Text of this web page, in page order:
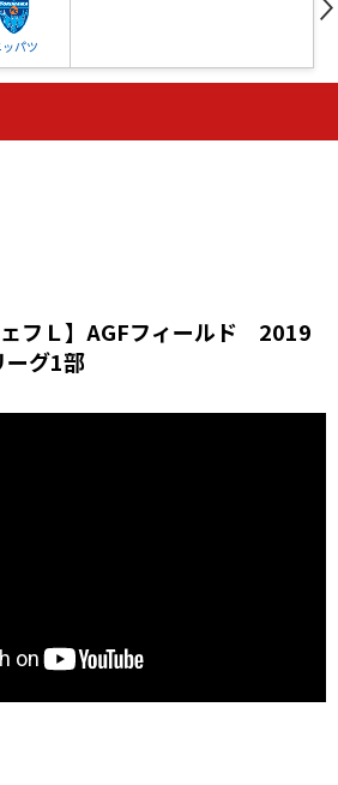
ッパツ
石人の星
フＬ】AGFフィールド 2019
ーグ1部